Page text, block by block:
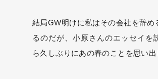
結局GW明けに私はその会社を辞め
るのだが、小原さんのエッセイを
ら久しぶりにあの春のことを思い出